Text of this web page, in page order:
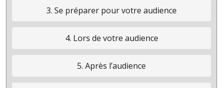
3. Se préparer pour votre audience
4. Lors de votre audience
5. Après l’audience